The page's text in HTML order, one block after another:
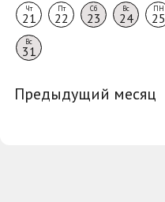
Чт
21
Пт
22
Сб
23
Вс
24
ПН
25
Вс
31
Предыдущий месяц